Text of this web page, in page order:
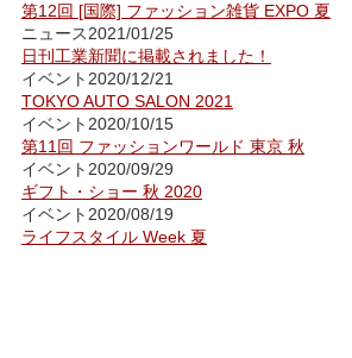
第12回 [国際] ファッション雑貨 EXPO 夏
ニュース2021/01/25
日刊工業新聞に掲載されました！
イベント 2020/12/21
TOKYO AUTO SALON 2021
イベント 2020/10/15
第11回 ファッションワールド 東京 秋
イベント 2020/09/29
ギフト・ショー 秋 2020
イベント 2020/08/19
ライフスタイル Week 夏